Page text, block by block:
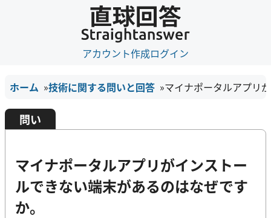
アカウント作成ログイン
ホーム 技術に関する問いと回答 マイナポータルアプリ
問い
マイナポータルアプリがインストー
ルできない端末があるのはなぜです
か。